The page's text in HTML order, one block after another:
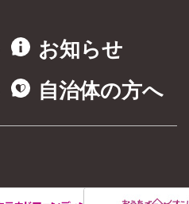
お知らせ
自治体の方へ